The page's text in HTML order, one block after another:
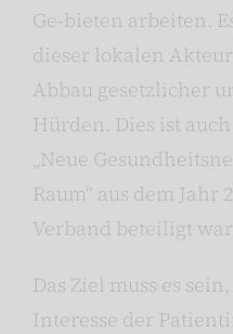
Ge-bieten arbeiten.
dieser lokalen
Abbau gesetzlicher
Hürden. Dies ist
„Neue
Raum“ aus dem Jahr
Verband beteiligt
Das Ziel muss es
Interesse der